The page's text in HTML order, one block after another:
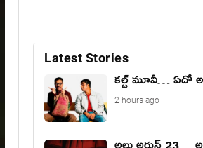
Latest Stories
కల్ట్ మూవీ… ఏదో
2 hours ago